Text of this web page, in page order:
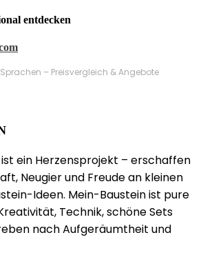
entdecken
Sprachen – Preisvergleich & Angebote
ein Herzensprojekt – erschaffen
Neugier und Freude an kleinen
Ideen. Mein-Baustein ist pure
Technik, schöne Sets
nach Aufgeräumtheit und